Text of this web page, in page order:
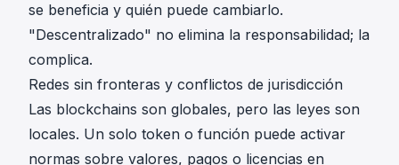
se beneficia y quién puede cambiarlo.
"Descentralizado" no elimina la responsabilidad; la
complica.
Redes sin fronteras y conflictos de jurisdicción
Las blockchains son globales, pero las leyes son
locales. Un solo token o función puede activar
normas sobre valores, pagos o licencias en